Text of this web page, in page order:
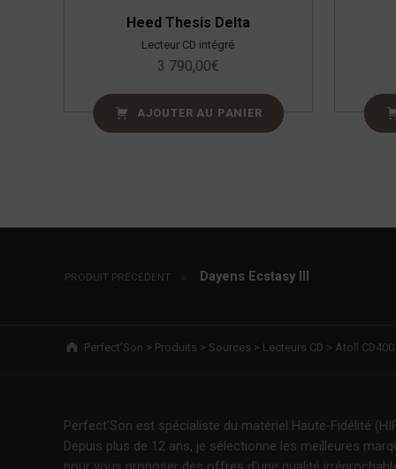
Heed Thesis Delta
Lecteur CD intégré
3 790,00€
AJOUTER AU PANIER
Navigation de l’article
PRODUIT PRÉCÉDENT Dayens Ecstasy III
Breadcrumbs navigation
Perfect’Son > Produits > Sources > Lecteurs CD > Atoll
Perfect'Son est spécialiste du matériel Haute-Fidélité
Depuis plus de 12 ans, je sélectionne les meilleures